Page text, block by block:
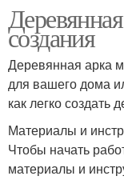
создания
Деревянная арка
для вашего дома
как легко создать
Материалы и
Чтобы начать
материалы и